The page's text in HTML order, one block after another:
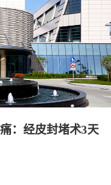
：经皮封堵术3天